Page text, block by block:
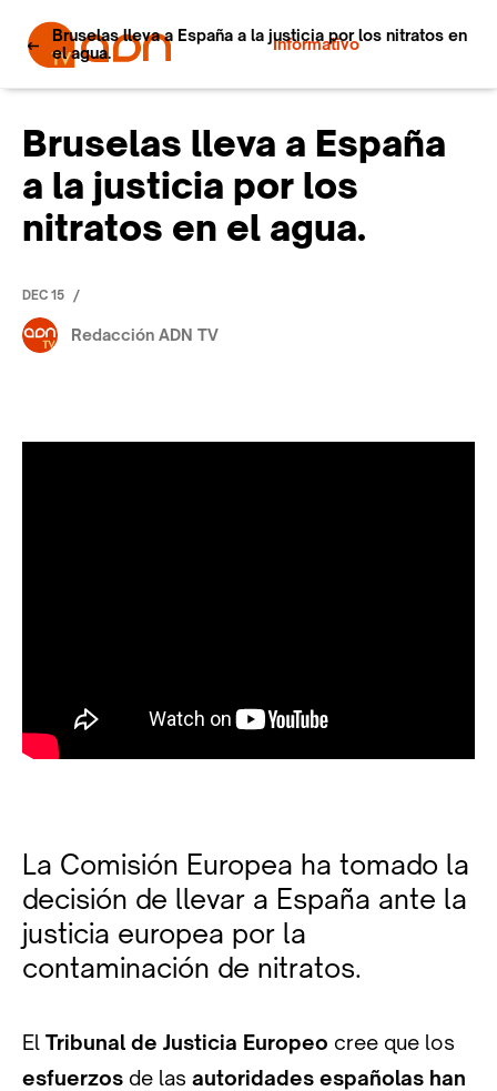
Informativo
Bruselas lleva a España a la justicia por los nitratos en
el agua.
Bruselas lleva a España
a la justicia por los
nitratos en el agua.
DEC 15 /
Redacción ADN TV
La Comisión Europea ha tomado la
decisión de llevar a España ante la
justicia europea por la
contaminación de nitratos.
El Tribunal de Justicia Europeo cree que los
esfuerzos de las autoridades españolas han